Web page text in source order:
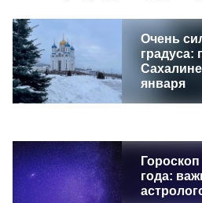
Очень
градуса:
января
года: